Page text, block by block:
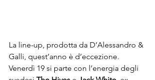
La line-up, prodotta da D’Alessandro &
Galli, quest’anno è d’eccezione.
Venerdì 19 si parte con l’energia degli